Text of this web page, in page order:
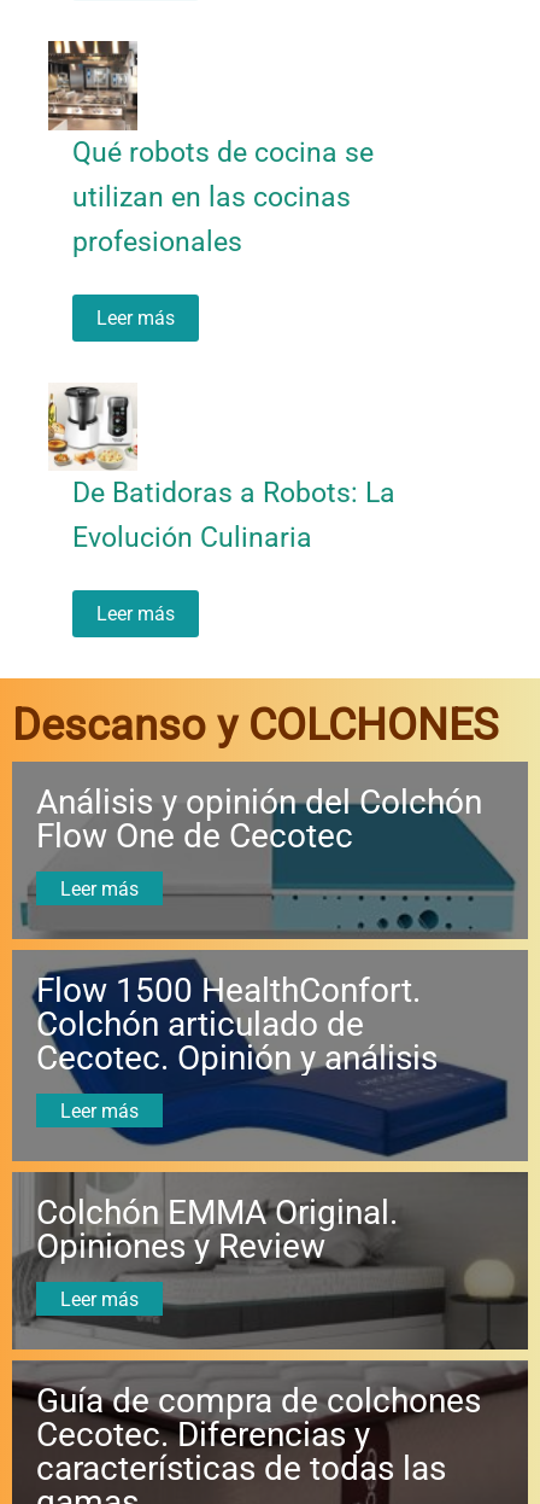
Qué robots de cocina se
utilizan en las cocinas
profesionales
Leer más
De Batidoras a Robots: La
Evolución Culinaria
Leer más
Descanso y COLCHONES
Análisis y opinión del Colchón
Flow One de Cecotec
Leer más
Flow 1500 HealthConfort.
Colchón articulado de
Cecotec. Opinión y análisis
Leer más
Colchón EMMA Original.
Opiniones y Review
Leer más
Guía de compra de colchones
Cecotec. Diferencias y
características de todas las